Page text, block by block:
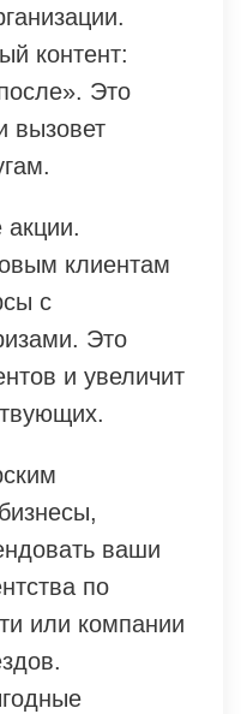
контент:
Это
вызовет
акции.
клиентам
с
Это
и увеличит
ваши
по
или компании